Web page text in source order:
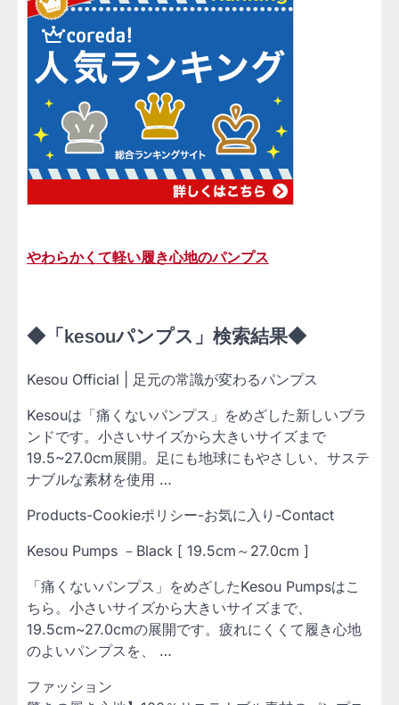
やわらかくて軽い履き心地のパンプス
◆「kesouパンプス」検索結果◆
Kesou Official | 足元の常識が変わるパンプス
Kesouは「痛くないパンプス」をめざした新しいブラ
ンドです。小さいサイズから大きいサイズまで
19.5~27.0cm展開。足にも地球にもやさしい、サステ
ナブルな素材を使用 …
Products-Cookieポリシー-お気に入り-Contact
Kesou Pumps －Black [ 19.5cm～27.0cm ]
「痛くないパンプス」をめざしたKesou Pumpsはこ
ちら。小さいサイズから大きいサイズまで、
19.5cm~27.0cmの展開です。疲れにくくて履き心地
のよいパンプスを、 …
ファッション